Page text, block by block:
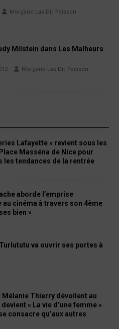
Morgane Las Dit Peisson
Milstein dans Les Malheurs
Morgane Las Dit Peisson
Lafayette » revient sous les
Masséna de Nice pour
les tendances de la rentrée
aborde l’emprise
cinéma à travers son 4ème
bien »
va ouvrir ses portes à
Mélanie Thierry dévoilent au
« La vie d’une femme »
consacre qu’aux autres